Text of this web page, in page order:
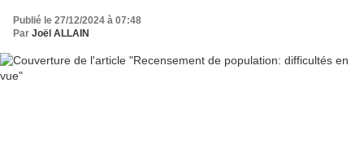
Publié le 27/12/2024 à 07:48
Par Joël ALLAIN